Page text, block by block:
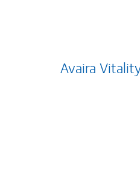
Avaira